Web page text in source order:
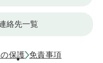
絡先一覧
保護 免責事項